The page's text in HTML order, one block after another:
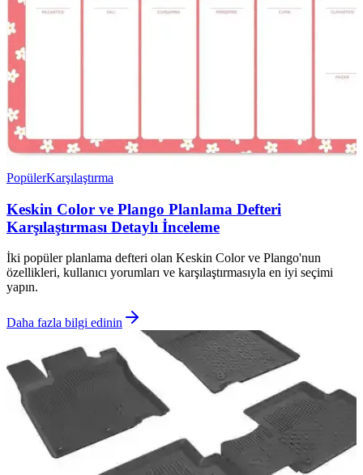
PopülerKarşılaştırma
Keskin Color ve Plango Planlama Defteri
Karşılaştırması Detaylı İnceleme
İki popüler planlama defteri olan Keskin Color ve Plango'nun
özellikleri, kullanıcı yorumları ve karşılaştırmasıyla en iyi seçimi
yapın.
Daha fazla bilgi edinin